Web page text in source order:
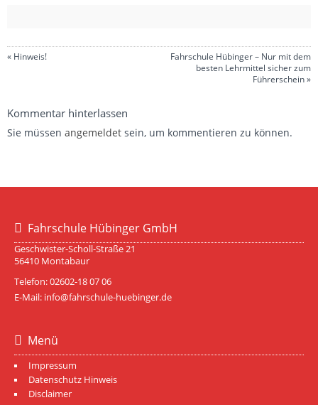
« Hinweis!
Fahrschule Hübinger – Nur mit dem
besten Lehrmittel sicher zum
Führerschein»
Kommentar hinterlassen
Sie müssen angemeldet sein, um kommentieren zu können.
Fahrschule Hübinger GmbH
Geschwister-Scholl-Straße 21
56410 Montabaur
Telefon: 02602-18 07 06
E-Mail: info@fahrschule-huebinger.de
Menü
Impressum
Datenschutz Hinweis
Disclaimer